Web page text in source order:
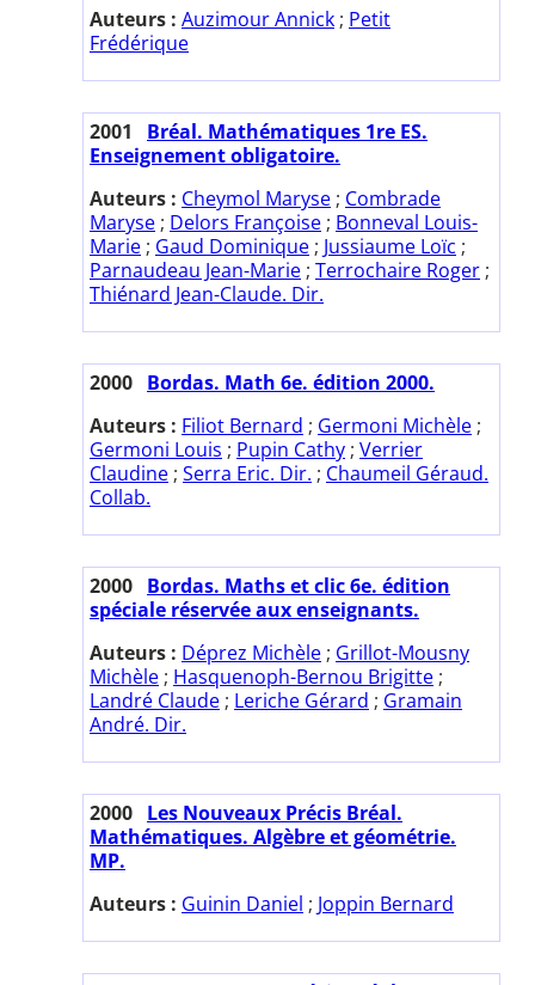
Auteurs : Auzimour Annick ; Petit
Frédérique
2001
Bréal. Mathématiques 1re ES.
Enseignement obligatoire.
Auteurs : Cheymol Maryse ; Combrade
Maryse ; Delors Françoise ; Bonneval Louis-
Marie ; Gaud Dominique ; Jussiaume Loïc ;
Parnaudeau Jean-Marie ; Terrochaire Roger ;
Thiénard Jean-Claude. Dir.
2000 Bordas. Math 6e. édition 2000.
Auteurs : Filiot Bernard ; Germoni Michèle ;
Germoni Louis ; Pupin Cathy ; Verrier
Claudine ; Serra Eric. Dir. ; Chaumeil Géraud.
Collab.
2000 Bordas. Maths et clic 6e. édition
spéciale réservée aux enseignants.
Auteurs : Déprez Michèle ; Grillot-Mousny
Michèle ; Hasquenoph-Bernou Brigitte ;
Landré Claude ; Leriche Gérard ; Gramain
André. Dir.
2000 Les Nouveaux Précis Bréal.
Mathématiques. Algèbre et géométrie.
MP.
Auteurs : Guinin Daniel ; Joppin Bernard